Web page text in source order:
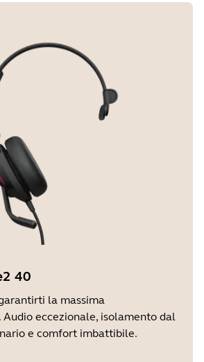
40
la massima
Audio eccezionale, isolamento dal
e comfort imbattibile.